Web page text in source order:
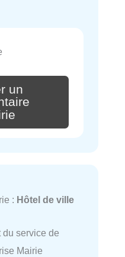
un
: Hôtel de ville
du service de
Mairie